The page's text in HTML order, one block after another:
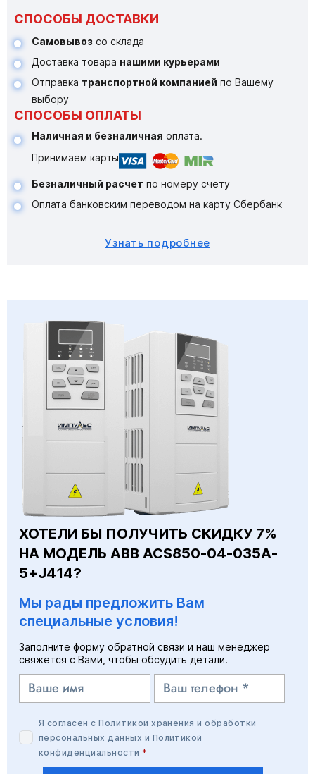
СПОСОБЫ ДОСТАВКИ
Самовывоз со склада
Доставка товара нашими курьерами
Отправка транспортной компанией по Вашему
выбору
СПОСОБЫ ОПЛАТЫ
Наличная и безналичная оплата.
Принимаем карты
Безналичный расчет по номеру счету
Оплата банковским переводом на карту Сбербанк
Узнать подробнее
ХОТЕЛИ БЫ ПОЛУЧИТЬ СКИДКУ 7%
НА МОДЕЛЬ ABB ACS850-04-035A-
5+J414?
Мы рады предложить Вам
специальные условия!
Заполните форму обратной связи и наш менеджер
свяжется с Вами, чтобы обсудить детали.
Я согласен сПолитикой хранения и обработки
персональных данных и Политикой
конфиденциальности *